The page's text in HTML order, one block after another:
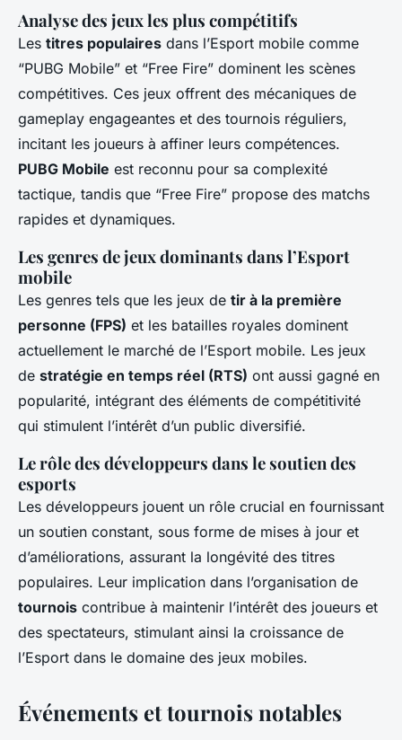
Analyse des jeux les plus compétitifs
Les titres populaires dans l’Esport mobile comme
“PUBG Mobile” et “Free Fire” dominent les scènes
compétitives. Ces jeux offrent des mécaniques de
gameplay engageantes et des tournois réguliers,
incitant les joueurs à affiner leurs compétences.
PUBG Mobile est reconnu pour sa complexité
tactique, tandis que “Free Fire” propose des matchs
rapides et dynamiques.
Les genres de jeux dominants dans l’Esport
mobile
Les genres tels que les jeux de tir à la première
personne (FPS) et les batailles royales dominent
actuellement le marché de l’Esport mobile. Les jeux
de stratégie en temps réel (RTS) ont aussi gagné en
popularité, intégrant des éléments de compétitivité
qui stimulent l’intérêt d’un public diversifié.
Le rôle des développeurs dans le soutien des
esports
Les développeurs jouent un rôle crucial en fournissant
un soutien constant, sous forme de mises à jour et
d’améliorations, assurant la longévité des titres
populaires. Leur implication dans l’organisation de
tournois contribue à maintenir l’intérêt des joueurs et
des spectateurs, stimulant ainsi la croissance de
l’Esport dans le domaine des jeux mobiles.
Événements et tournois notables